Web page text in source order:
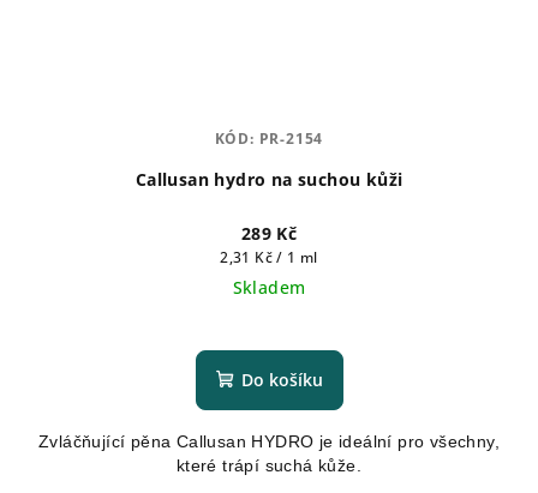
Callusan hydro na suchou kůži
289 Kč
Měrná
cena:
2,31 Kč / 1 ml
Skladem
hodnocení
produktu
z
5
Do košíku
Zvláčňující pěna Callusan HYDRO je ideální pro všechny,
které trápí suchá kůže.
KÓD: PR-2154